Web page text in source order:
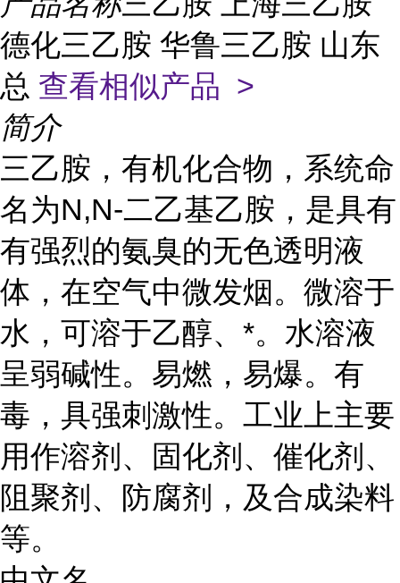
德化三乙胺 华鲁三乙胺 山东
总 查看相似产品 >
简介
三乙胺，有机化合物，系统命
名为N,N-二乙基乙胺，是具有
有强烈的氨臭的无色透明液
体，在空气中微发烟。微溶于
水，可溶于乙醇、*。水溶液
呈弱碱性。易燃，易爆。有
毒，具强刺激性。工业上主要
用作溶剂、固化剂、催化剂、
阻聚剂、防腐剂，及合成染料
等。